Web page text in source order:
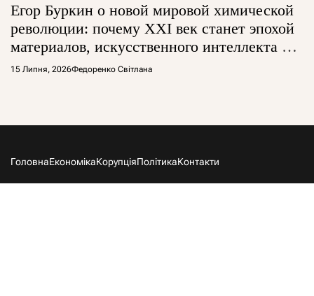
Егор Буркин о новой мировой химической
революции: почему XXI век станет эпохой
материалов, искусственного интеллекта и
глобальной борьбы за технологии
15 Липня, 2026Федоренко Світлана
ГоловнаЕкономікаКорупціяПолітикаКонтакти